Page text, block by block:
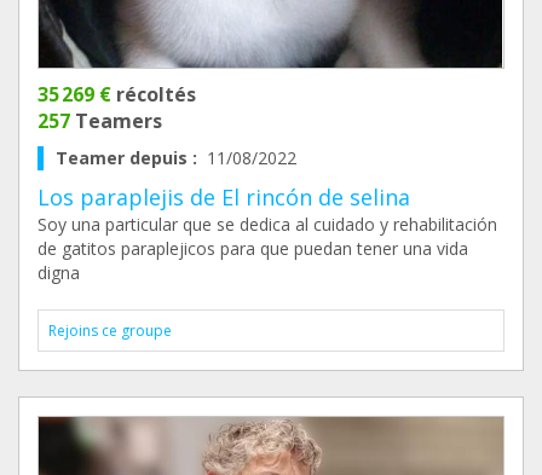
35 269 € récoltés
257 Teamers
Teamer depuis : 11/08/2022
Los paraplejis de El rincón de selina
Soy una particular que se dedica al cuidado y rehabilitación
de gatitos paraplejicos para que puedan tener una vida
digna
Rejoins ce groupe